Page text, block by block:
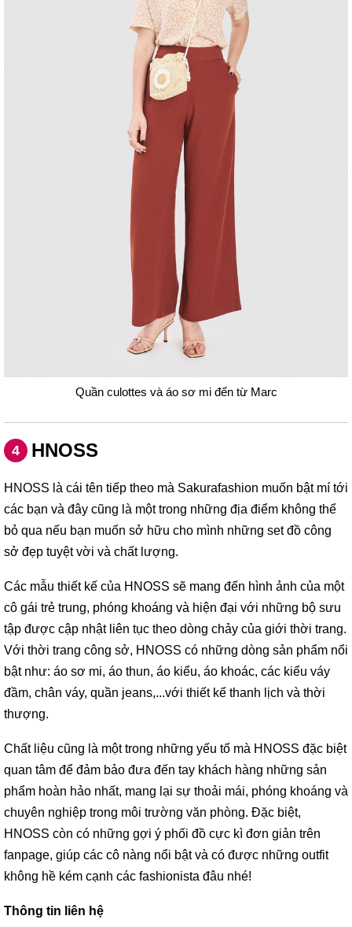
Quần culottes và áo sơ mi đến từ Marc
4 HNOSS
HNOSS là cái tên tiếp theo mà Sakurafashion muốn bật mí tới
các bạn và đây cũng là một trong những địa điểm không thể
bỏ qua nếu bạn muốn sở hữu cho mình những set đồ công
sở đẹp tuyệt vời và chất lượng.
Các mẫu thiết kế của HNOSS sẽ mang đến hình ảnh của một
cô gái trẻ trung, phóng khoáng và hiện đại với những bộ sưu
tập được cập nhật liên tục theo dòng chảy của giới thời trang.
Với thời trang công sở, HNOSS có những dòng sản phẩm nổi
bật như: áo sơ mi, áo thun, áo kiểu, áo khoác, các kiểu váy
đầm, chân váy, quần jeans,...với thiết kế thanh lịch và thời
thượng.
Chất liệu cũng là một trong những yếu tố mà HNOSS đặc biệt
quan tâm để đảm bảo đưa đến tay khách hàng những sản
phẩm hoàn hảo nhất, mang lại sự thoải mái, phóng khoáng và
chuyên nghiệp trong môi trường văn phòng. Đặc biệt,
HNOSS còn có những gợi ý phối đồ cực kì đơn giản trên
fanpage, giúp các cô nàng nổi bật và có được những outfit
không hề kém cạnh các fashionista đâu nhé!
Thông tin liên hệ